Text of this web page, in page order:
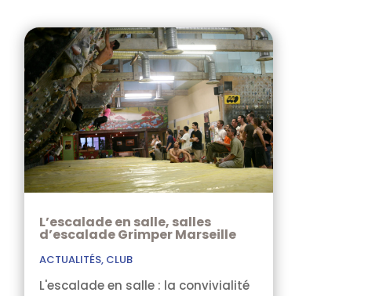
L’escalade en salle, salles
d’escalade Grimper Marseille
ACTUALITÉS, CLUB
L'escalade en salle : la convivialité